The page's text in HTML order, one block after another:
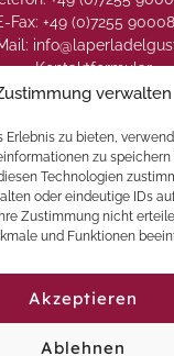
verwalten
Erlebnis zu bieten,
zu speichern
Technologien
oder eindeutige IDs
Zustimmung nicht
und Funktionen
Akzeptieren
Ablehnen
Fax: +49 (0)7255
Kontaktformular